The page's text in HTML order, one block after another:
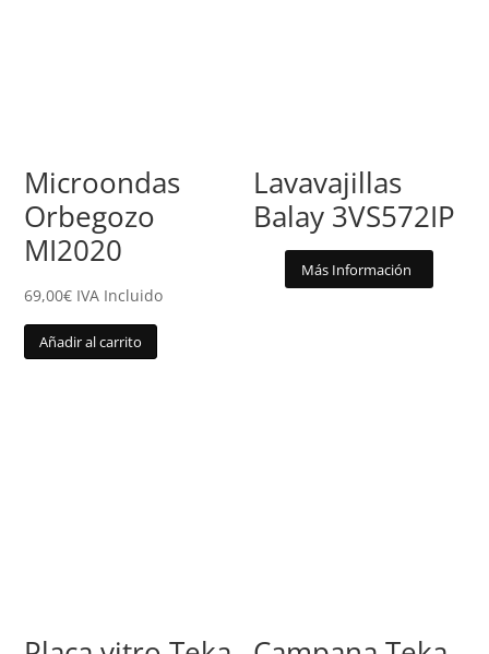
Microondas
Orbegozo
MI2020
69,00€ IVA Incluido
Añadir al carrito
Lavavajillas
Balay 3VS572IP
Más Información